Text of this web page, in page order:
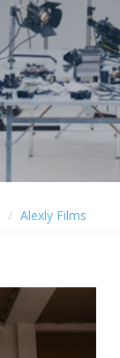
Alexly Films